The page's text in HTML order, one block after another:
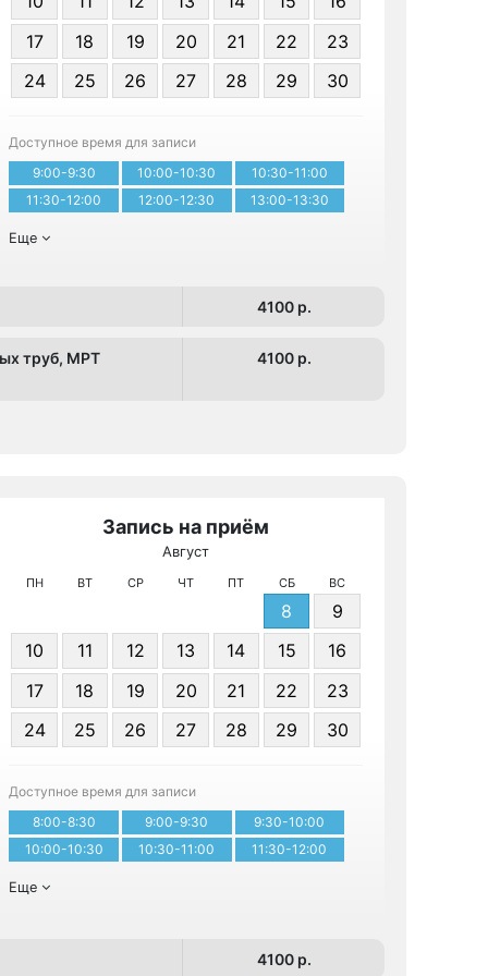
17
18 19 20 21 22
23
24
25 26 27 28 29 30
Доступное время для записи
9:00-9:30
10:00-10:30
10:30-11:00
11:30-12:00
12:00-12:30 13:00-13:30
Еще
4100 p.
труб, МРТ
4100 p.
Запись на приём
Август
ПН ВТ СР ЧТ ПТ СБ ВС
8
9
10
11 12 13 14 15
16
17
18 19 20 21 22
23
24
25 26 27 28 29 30
Доступное время для записи
8:00-8:30
9:00-9:30
9:30-10:00
10:00-10:30
10:30-11:00 11:30-12:00
Еще
4100 p.